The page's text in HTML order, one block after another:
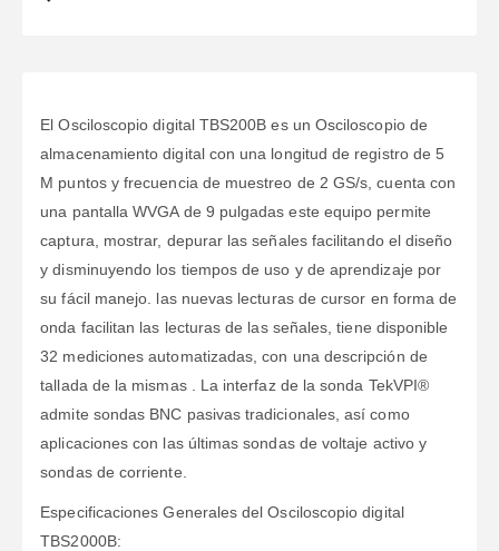
El Osciloscopio digital TBS200B es un Osciloscopio de
almacenamiento digital con una longitud de registro de 5
M puntos y frecuencia de muestreo de 2 GS/s, cuenta con
una pantalla WVGA de 9 pulgadas este equipo permite
captura, mostrar, depurar las señales facilitando el diseño
y disminuyendo los tiempos de uso y de aprendizaje por
su fácil manejo. las nuevas lecturas de cursor en forma de
onda facilitan las lecturas de las señales, tiene disponible
32 mediciones automatizadas, con una descripción de
tallada de la mismas . La interfaz de la sonda TekVPI®
admite sondas BNC pasivas tradicionales, así como
aplicaciones con las últimas sondas de voltaje activo y
sondas de corriente.
Especificaciones Generales del Osciloscopio digital
TBS2000B: